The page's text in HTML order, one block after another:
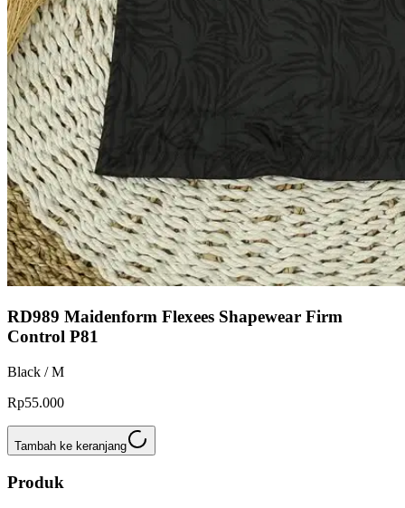
RD989 Maidenform Flexees Shapewear Firm
Control P81
Black / M
Rp55.000
Tambah ke keranjang
Produk